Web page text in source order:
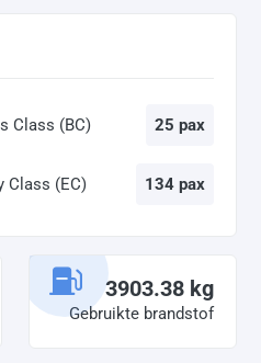
Class (BC) 25 pax
Class (EC) 134 pax
3903.38 kg
Gebruikte brandstof